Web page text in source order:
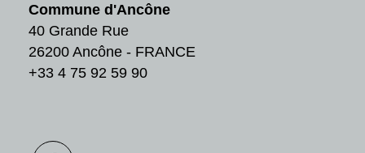
Commune d'Ancône
40 Grande Rue
26200 Ancône - FRANCE
+33 4 75 92 59 90